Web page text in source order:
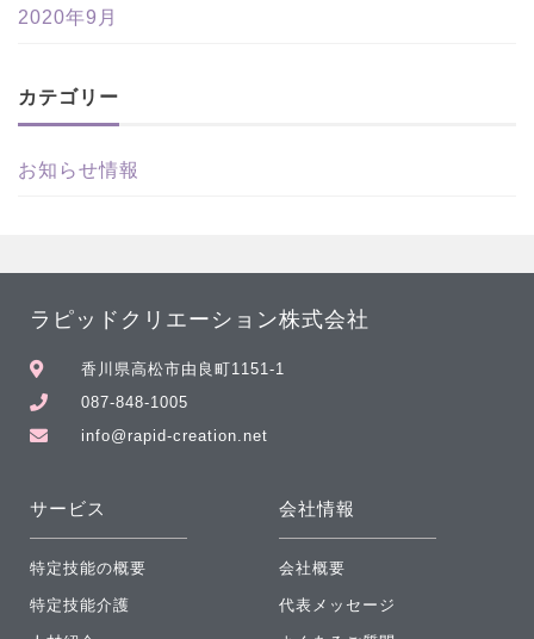
2020年9月
カテゴリー
お知らせ情報
ラピッドクリエーション株式会社
香川県高松市由良町1151-1
087-848-1005
info@rapid-creation.net
サービス
特定技能の概要
特定技能介護
会社情報
会社概要
代表メッセージ